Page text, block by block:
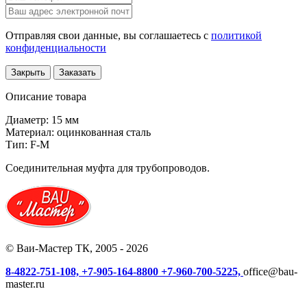
Отправляя свои данные, вы соглашаетесь с политикой
конфиденциальности
Закрыть Заказать
Описание товара
Диаметр: 15 мм
Материал: оцинкованная сталь
Тип: F-М
Соединительная муфта для трубопроводов.
© Ваи-Мастер ТК, 2005 - 2026
8-4822-751-108, +7-905-164-8800 +7-960-700-5225, office@bau-
master.ru